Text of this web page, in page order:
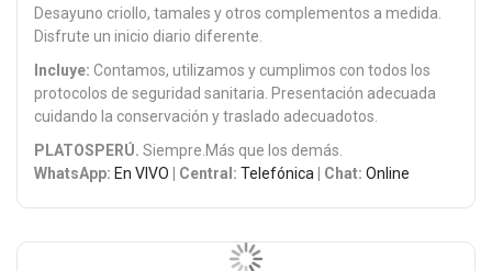
Desayuno criollo, tamales y otros complementos a medida.
Disfrute un inicio diario diferente.
Incluye: Contamos, utilizamos y cumplimos con todos los
protocolos de seguridad sanitaria. Presentación adecuada
cuidando la conservación y traslado adecuadotos.
PLATOSPERÚ. Siempre.Más que los demás.
WhatsApp: En VIVO | Central: Telefónica | Chat: Online